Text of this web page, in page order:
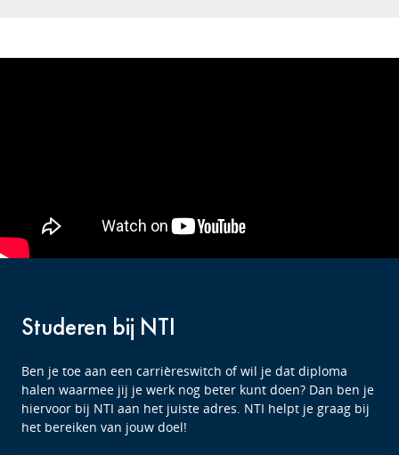
Studeren bij NTI
Ben je toe aan een carrièreswitch of wil je dat diploma
halen waarmee jij je werk nog beter kunt doen? Dan ben je
hiervoor bij NTI aan het juiste adres. NTI helpt je graag bij
het bereiken van jouw doel!